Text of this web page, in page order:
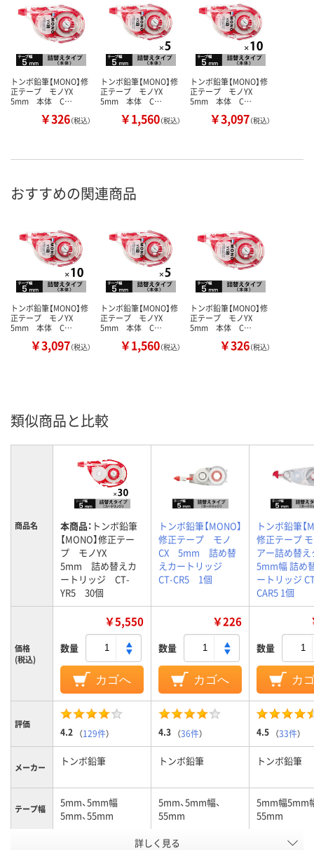
トンボ鉛筆【MONO】修
正テープ モノYX
5mm 本体 C…
￥326（税込）
トンボ鉛筆【MONO】修
正テープ モノYX
5mm 本体 C…
￥1,560（税込）
トンボ鉛筆【MONO】修
正テープ モノYX
5mm 本体 C…
￥3,097（税込）
おすすめの関連商品
トンボ鉛筆【MONO】修
正テープ モノYX
5mm 本体 C…
￥3,097（税込）
トンボ鉛筆【MONO】修
正テープ モノYX
5mm 本体 C…
￥1,560（税込）
トンボ鉛筆【MONO】修
正テープ モノYX
5mm 本体 C…
￥326（税込）
類似商品と比較
商品名 本商品： トンボ鉛筆
【MONO】修正テー
プ モノYX
5mm 詰め替えカ
ートリッジ CT-
YR5 30個
トンボ鉛筆【MONO】
修正テープ モノ
CX 5mm 詰め替
えカートリッジ
CT-CR5 1個
トンボ鉛筆【
修正テープ
アー詰め替
5mm幅 詰め
ートリッジ
CAR5 1個
価格
(税込)
￥5,550
数量
カゴへ
￥226
数量
カゴへ
数量
カ
評価
4.2 （129件） 4.3 （36件） 4.5 （33件）
メーカー トンボ鉛筆 トンボ鉛筆 トンボ鉛筆
テープ幅
5mm、5mm幅
5mm、55mm
5mm、5mm幅、
55mm
5mm幅5mm
55mm
カートリッジ 5mm幅（ヘッ
詳しく見る